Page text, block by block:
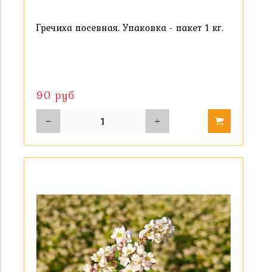
Гречиха посевная. Упаковка - пакет 1 кг.
90 руб